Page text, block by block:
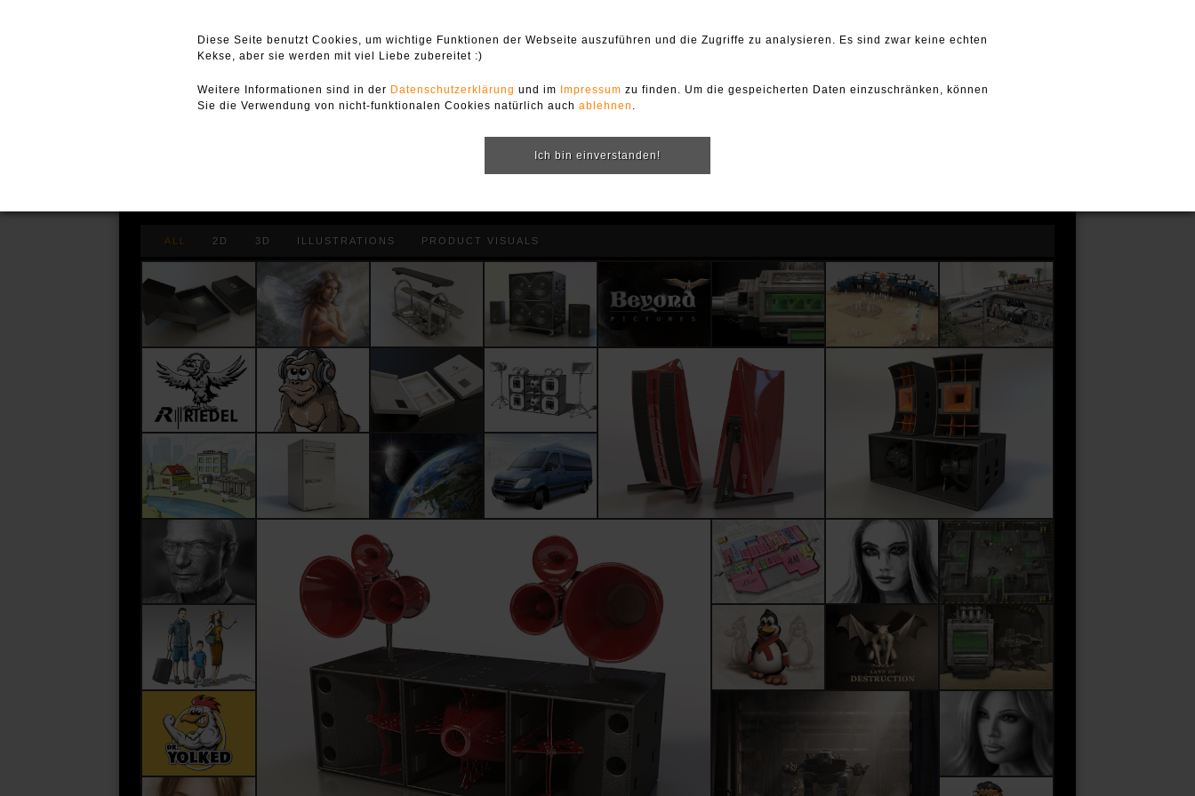
realize your visions and
ALL 2D 3D ILLUSTRATIONS PRODUCT VISUALS
Diese Seite benutzt Cookies, um wichtige Funktionen der Webseite auszuführen und die Zugriffe zu analysieren. Es sind zwar keine echten
Kekse, aber sie werden mit viel Liebe zubereitet :)
Weitere Informationen sind in der Datenschutzerklärung und im Impressum zu finden. Um die gespeicherten Daten einzuschränken, können
Sie die Verwendung von nicht-funktionalen Cookies natürlich auch ablehnen .
Ich bin einverstanden!